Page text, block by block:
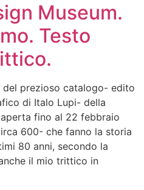
Museum.
Testo
prezioso catalogo- edito
di Italo Lupi- della
fino al 22 febbraio
600- che fanno la storia
80 anni, secondo la
il mio trittico in